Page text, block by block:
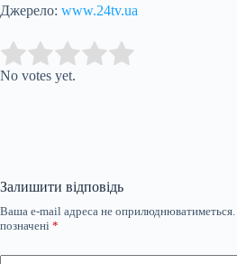
Джерело: www.24tv.ua
Rate this item:
No votes yet.
Залишити відповідь
Ваша e-mail адреса не оприлюднюватиметься.
позначені *